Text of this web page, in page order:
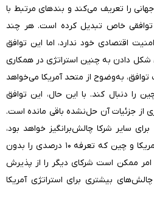
را تعریف می‌کند و بندهای مرتبط با
خاص تبدیل کرده است. هر چند
اقتصادی خود ندارد، اما این توافق
شکل دادن به چنین استراتژی در همکاری
به‌وضوح از متحد آمریکا می‌خواهد
را دنبال کند. با این حال، این توافق
از جزئیات آن حل‌نشده باقی مانده است.
سایر شرکا چالش‌برانگیز خواهد بود،
به‌ویژه با توجه به توافق اخیر آمریکا و چین که تعرفه ۱۰ درصدی را بدون
امر ممکن است شرکای دیگر را از پذیرش
چالش‌های بیشتری برای استراتژی آمریکا